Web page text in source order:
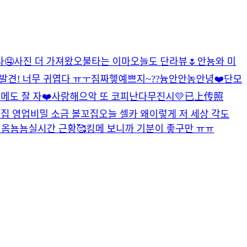
🤤사진 더 가져왔오불타는 이마오늘도 단라뷰🌷 안뇽와 미
견! 너무 귀엽다 ㅠㅜ짐짜헿예쁘지~??늉안안농안녕❤️단모
메도 잘 자❤️사랑해 으악 또 코피난다무진시💛已上传照
영업비밀 소금 볼꼬집 오늘 셀카 왜이렇게 저 세상 각도
뇸뇸실시간 근황🥰킹메 보니까 기분이 좋구만 ㅠㅠ